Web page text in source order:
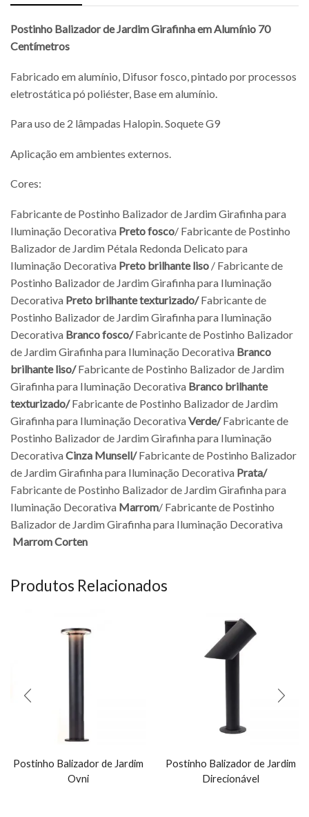
Postinho Balizador de Jardim Girafinha em Alumínio 70
Centímetros
Fabricado em alumínio, Difusor fosco, pintado por processos
eletrostática pó poliéster, Base em alumínio.
Para uso de 2 lâmpadas Halopin. Soquete G9
Aplicação em ambientes externos.
Cores:
Fabricante de Postinho Balizador de Jardim Girafinha para
Iluminação Decorativa Preto fosco/ Fabricante de Postinho
Balizador de Jardim Pétala Redonda Delicato para
Iluminação Decorativa Preto brilhante liso / Fabricante de
Postinho Balizador de Jardim Girafinha para Iluminação
Decorativa Preto brilhante texturizado/Fabricante de
Postinho Balizador de Jardim Girafinha para Iluminação
Decorativa Branco fosco/Fabricante de Postinho Balizador
de Jardim Girafinha para Iluminação Decorativa Branco
brilhante liso/Fabricante de Postinho Balizador de Jardim
Girafinha para Iluminação Decorativa Branco brilhante
texturizado/Fabricante de Postinho Balizador de Jardim
Girafinha para Iluminação DecorativaVerde/Fabricante de
Postinho Balizador de Jardim Girafinha para Iluminação
DecorativaCinza Munsell/Fabricante de Postinho Balizador
de Jardim Girafinha para Iluminação Decorativa Prata/
Fabricante de Postinho Balizador de Jardim Girafinha para
Iluminação Decorativa Marrom/ Fabricante de Postinho
Balizador de Jardim Girafinha para Iluminação Decorativa
Marrom Corten
Produtos Relacionados
Postinho Balizador de Jardim
Ovni
Postinho Balizador de Jardim
Direcionável